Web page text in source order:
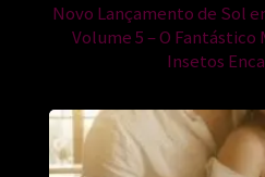
Novo Lançamento de Sol
Volume 5 – O Fantástico
Insetos